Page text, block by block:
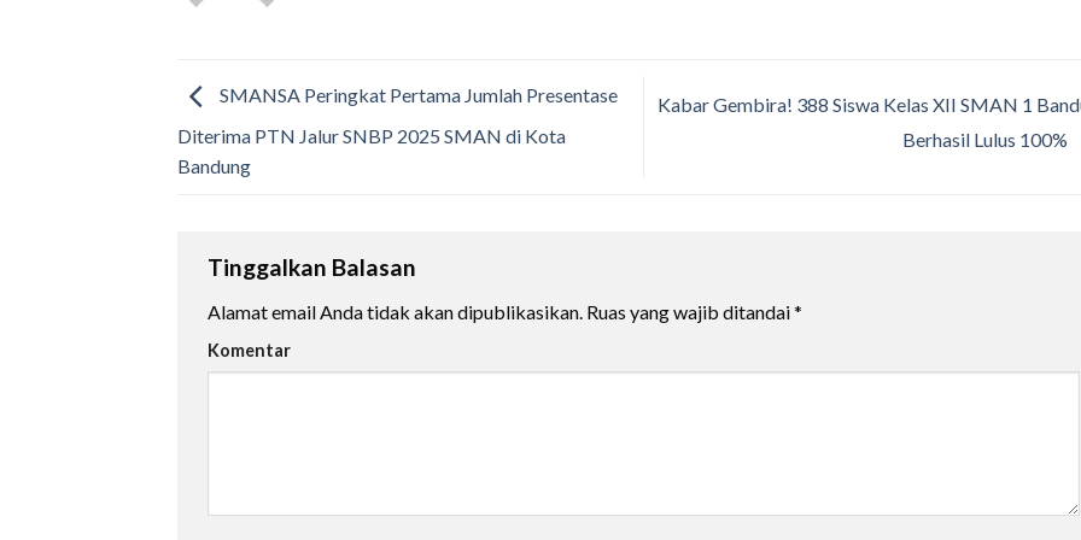
SMANSA Peringkat Pertama Jumlah Presentase
Diterima PTN Jalur SNBP 2025 SMAN di Kota
Bandung
Kabar Gembira! 388 Siswa Kelas XII SMAN 1
Berhasil Lulus 100%
Tinggalkan Balasan
Alamat email Anda tidak akan dipublikasikan. Ruas yang wajib ditandai*
Komentar